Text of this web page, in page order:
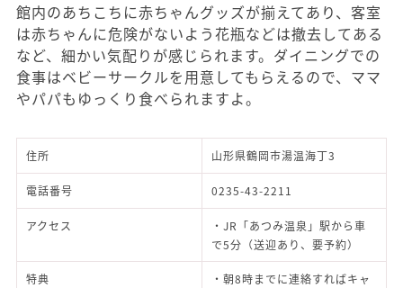
館内のあちこちに赤ちゃんグッズが揃えてあり、客室
は赤ちゃんに危険がないよう花瓶などは撤去してある
など、細かい気配りが感じられます。ダイニングでの
食事はベビーサークルを用意してもらえるので、ママ
やパパもゆっくり食べられますよ。
住所 山形県鶴岡市湯温海丁3
電話番号 0235-43-2211
アクセス
・JR「あつみ温泉」駅から車
で5分（送迎あり、要予約）
特典
・朝8時までに連絡すればキャ